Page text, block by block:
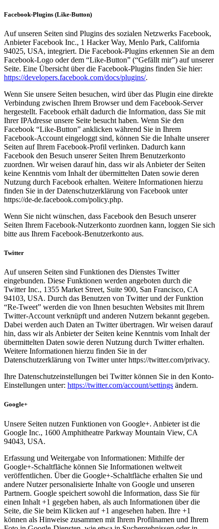
Facebook-Plugins (Like-Button)
Auf unseren Seiten sind Plugins des sozialen Netzwerks Facebook,
Anbieter Facebook Inc., 1 Hacker Way, Menlo Park, California
94025, USA, integriert. Die Facebook-Plugins erkennen Sie an dem
Facebook-Logo oder dem “Like-Button” (“Gefällt mir”) auf unserer
Seite. Eine Übersicht über die Facebook-Plugins finden Sie hier:
https://developers.facebook.com/docs/plugins/.
Wenn Sie unsere Seiten besuchen, wird über das Plugin eine direkte
Verbindung zwischen Ihrem Browser und dem Facebook-Server
hergestellt. Facebook erhält dadurch die Information, dass Sie mit
Ihrer IPAdresse unsere Seite besucht haben. Wenn Sie den
Facebook “Like-Button” anklicken während Sie in Ihrem
Facebook-Account eingeloggt sind, können Sie die Inhalte unserer
Seiten auf Ihrem Facebook-Profil verlinken. Dadurch kann
Facebook den Besuch unserer Seiten Ihrem Benutzerkonto
zuordnen. Wir weisen darauf hin, dass wir als Anbieter der Seiten
keine Kenntnis vom Inhalt der übermittelten Daten sowie deren
Nutzung durch Facebook erhalten. Weitere Informationen hierzu
finden Sie in der Datenschutzerklärung von Facebook unter
https://de-de.facebook.com/policy.php.
Wenn Sie nicht wünschen, dass Facebook den Besuch unserer
Seiten Ihrem Facebook-Nutzerkonto zuordnen kann, loggen Sie sich
bitte aus Ihrem Facebook-Benutzerkonto aus.
Twitter
Auf unseren Seiten sind Funktionen des Dienstes Twitter
eingebunden. Diese Funktionen werden angeboten durch die
Twitter Inc., 1355 Market Street, Suite 900, San Francisco, CA
94103, USA. Durch das Benutzen von Twitter und der Funktion
“Re-Tweet” werden die von Ihnen besuchten Websites mit Ihrem
Twitter-Account verknüpft und anderen Nutzern bekannt gegeben.
Dabei werden auch Daten an Twitter übertragen. Wir weisen darauf
hin, dass wir als Anbieter der Seiten keine Kenntnis vom Inhalt der
übermittelten Daten sowie deren Nutzung durch Twitter erhalten.
Weitere Informationen hierzu finden Sie in der
Datenschutzerklärung von Twitter unter https://twitter.com/privacy.
Ihre Datenschutzeinstellungen bei Twitter können Sie in den Konto-
Einstellungen unter: https://twitter.com/account/settings ändern.
Google+
Unsere Seiten nutzen Funktionen von Google+. Anbieter ist die
Google Inc., 1600 Amphitheatre Parkway Mountain View, CA
94043, USA.
Erfassung und Weitergabe von Informationen: Mithilfe der
Google+-Schaltfläche können Sie Informationen weltweit
veröffentlichen. Über die Google+-Schaltfläche erhalten Sie und
andere Nutzer personalisierte Inhalte von Google und unseren
Partnern. Google speichert sowohl die Information, dass Sie für
einen Inhalt +1 gegeben haben, als auch Informationen über die
Seite, die Sie beim Klicken auf +1 angesehen haben. Ihre +1
können als Hinweise zusammen mit Ihrem Profilnamen und Ihrem